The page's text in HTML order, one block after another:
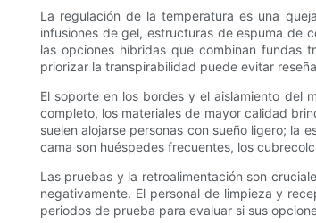
La regulación de la temperatura es una
infusiones de gel, estructuras de espuma de
las opciones híbridas que combinan fundas
priorizar la transpirabilidad puede evitar
El soporte en los bordes y el aislamiento del
completo, los materiales de mayor calidad
suelen alojarse personas con sueño ligero; la
cama son huéspedes frecuentes, los
Las pruebas y la retroalimentación son
negativamente. El personal de limpieza y
periodos de prueba para evaluar si sus